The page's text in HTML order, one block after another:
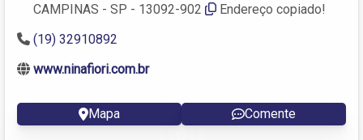
CAMPINAS - SP - 13092-902
Endereço copiado!
(19) 32910892
www.ninafiori.com.br
Mapa Comente